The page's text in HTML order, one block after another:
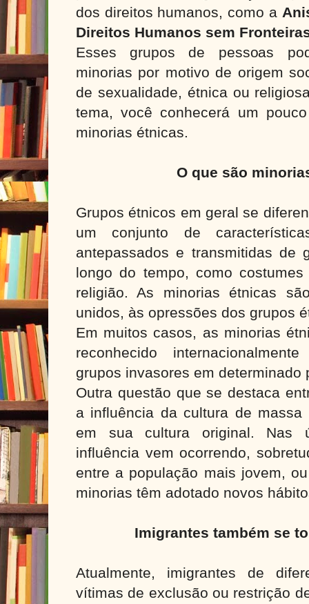
dos direitos humanos, como a
Direitos Humanos sem
Esses grupos de pessoas
minorias por motivo de origem
de sexualidade, étnica ou
tema, você conhecerá um
minorias étnicas.
O que são
Grupos étnicos em geral se
um conjunto de
antepassados e transmitidas de
longo do tempo, como
religião. As minorias étnicas
unidos, às opressões dos grupos
Em muitos casos, as minorias
reconhecido
grupos invasores em determinado
Outra questão que se destaca
a influência da cultura de massa
em sua cultura original. Nas
influência vem ocorrendo,
entre a população mais jovem,
minorias têm adotado novos
Imigrantes também se
Atualmente, imigrantes de
vítimas de exclusão ou restrição